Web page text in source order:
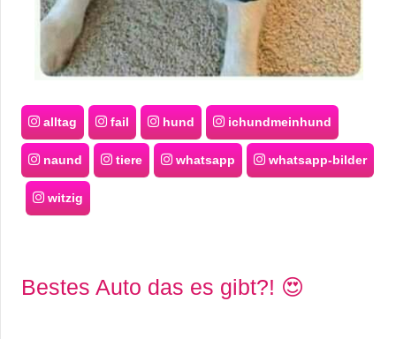
alltag fail hund ichundmeinhund
naund tiere whatsapp whatsapp-bilder
witzig
Bestes Auto das es gibt?! 😍